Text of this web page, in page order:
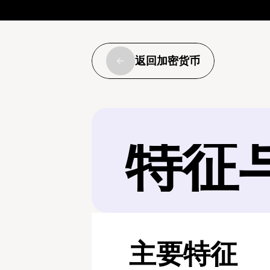
返回加密货币
特征
主要特征